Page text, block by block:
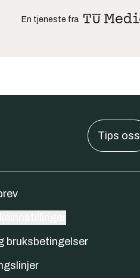
En tjeneste fra
Tips oss
bruksbetingelser